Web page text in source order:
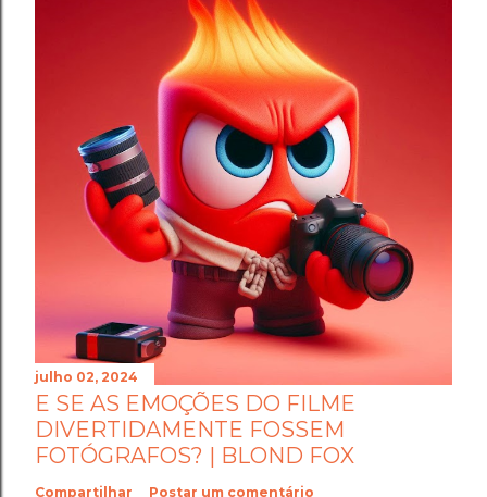
julho 02, 2024
E SE AS EMOÇÕES DO FILME
DIVERTIDAMENTE FOSSEM
FOTÓGRAFOS? | BLOND FOX
Compartilhar Postar um comentário